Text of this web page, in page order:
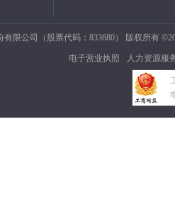
有限公司（股票代码：833680） 版权所有
电子营业执照 人力资源服